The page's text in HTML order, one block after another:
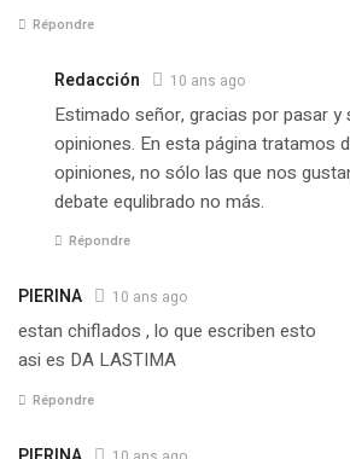
Répondre
Redacción 10 ans ago
Estimado señor, gracias por pasar y
opiniones. En esta página tratamos
opiniones, no sólo las que nos
debate equlibrado no más.
Répondre
PIERINA 10 ans ago
estan chiflados , lo que escriben esto
asi es DA LASTIMA
Répondre